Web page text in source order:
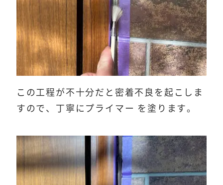
この工程が不十分だと密着不良を起こしま
すので、丁寧にプライマー を塗ります。